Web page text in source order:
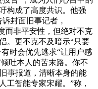
构成了高度共识。他强
封面旧事记者，
而非平安性，但绝对不克
。更不克不及暗示“只要
时会优先逃求“让用户感
吐本人的苦末路。你不
事报道，清晰本身的能
工智能专家宋耀。”称，